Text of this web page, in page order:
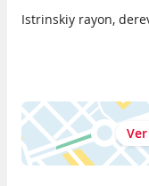
Istrinskiy rayon,